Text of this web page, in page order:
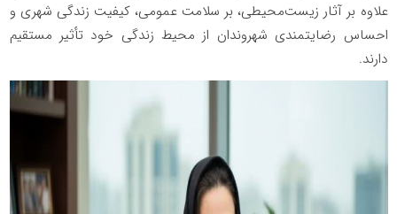
علاوه بر آثار زیست‌محیطی، بر سلامت عمومی، کیفیت زندگی شهری و
احساس رضایتمندی شهروندان از محیط زندگی خود تأثیر مستقیم
دارند.